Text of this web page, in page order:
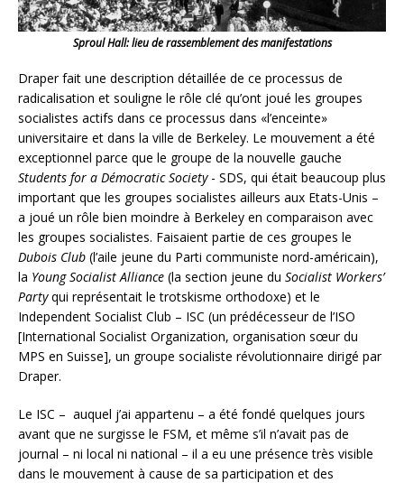
Sproul Hall: lieu de rassemblement des manifestations
Draper fait une description détaillée de ce processus de
radicalisation et souligne le rôle clé qu’ont joué les groupes
socialistes actifs dans ce processus dans «l’enceinte»
universitaire et dans la ville de Berkeley. Le mouvement a été
exceptionnel parce que le groupe de la nouvelle gauche
Students for a Démocratic Society­- SDS, qui était beaucoup plus
important que les groupes socialistes ailleurs aux Etats-Unis –
a joué un rôle bien moindre à Berkeley en comparaison avec
les groupes socialistes. Faisaient partie de ces groupes le
Dubois Club (l’aile jeune du Parti communiste nord-américain),
la Young Socialist Alliance (la section jeune du Socialist Workers’
Partyqui représentait le trotskisme orthodoxe) et le
Independent Socialist Club – ISC (un prédécesseur de l’ISO
[International Socialist Organization, organisation sœur du
MPS en Suisse], un groupe socialiste révolutionnaire dirigé par
Draper.
Le ISC – auquel j’ai appartenu – a été fondé quelques jours
avant que ne surgisse le FSM, et même s’il n’avait pas de
journal – ni local ni national – il a eu une présence très visible
dans le mouvement à cause de sa participation et des